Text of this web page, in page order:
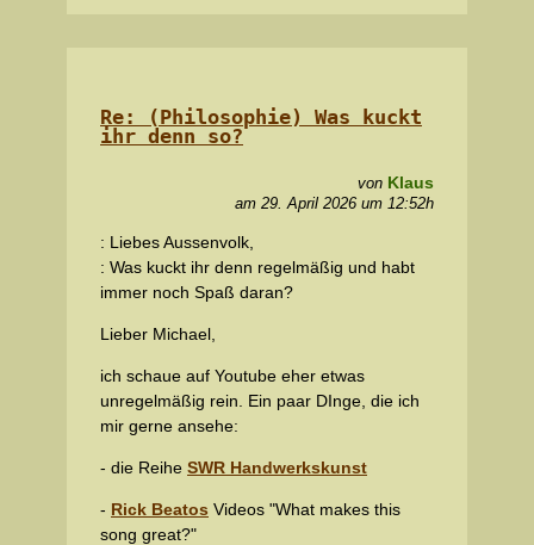
Re: (Philosophie) Was kuckt
ihr denn so?
von Klaus
am 29. April 2026 um 12:52h
: Liebes Aussenvolk,
: Was kuckt ihr denn regelmäßig und habt
immer noch Spaß daran?
Lieber Michael,
ich schaue auf Youtube eher etwas
unregelmäßig rein. Ein paar DInge, die ich
mir gerne ansehe:
- die Reihe SWR Handwerkskunst
- Rick Beatos Videos "What makes this
song great?"